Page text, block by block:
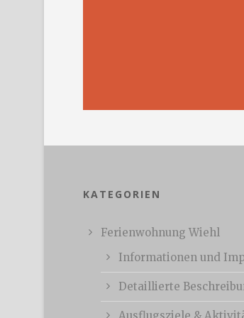
KATEGORIEN
Ferienwohnung Wiehl
Informationen und
Detaillierte